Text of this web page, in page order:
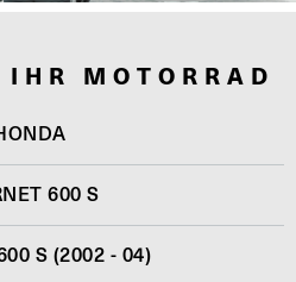
MOTORRAD
600 S
S (2002 - 04)